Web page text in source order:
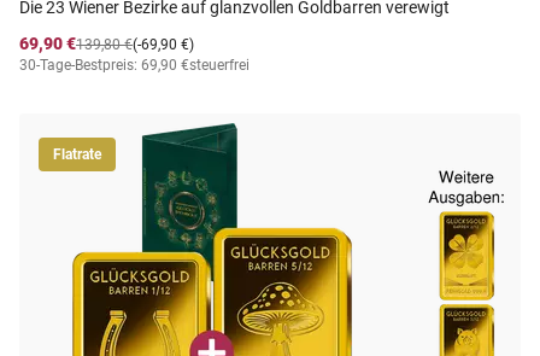
Die 23 Wiener Bezirke auf glanzvollen Goldbarren verewigt
69,90 €
(-69,90 €)
139,80 €
30-Tage-Bestpreis: 69,90 €steuerfrei
Flatrate